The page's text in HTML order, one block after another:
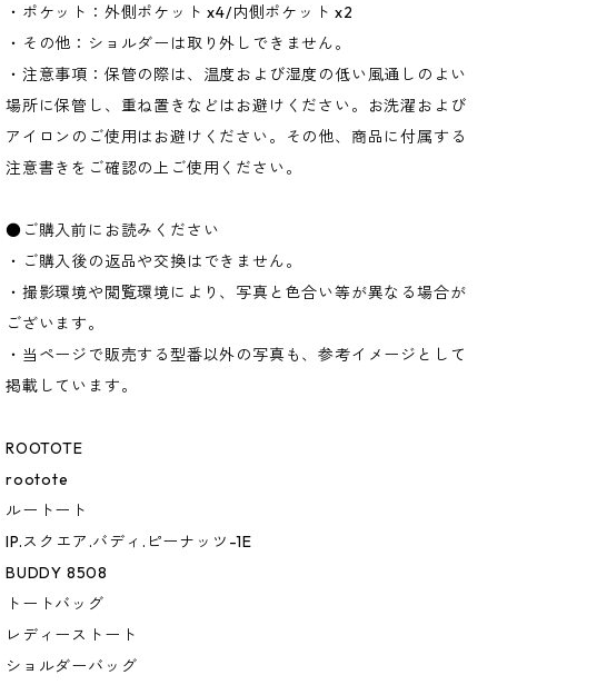
・ポケット：外側ポケット x4/内側ポケット x2
・その他：ショルダーは取り外しできません。
・注意事項：保管の際は、温度および湿度の低い風通しのよい
場所に保管し、重ね置きなどはお避けください。お洗濯および
アイロンのご使用はお避けください。その他、商品に付属する
注意書きをご確認の上ご使用ください。
●ご購入前にお読みください
・ご購入後の返品や交換はできません。
・撮影環境や閲覧環境により、写真と色合い等が異なる場合が
ございます。
・当ページで販売する型番以外の写真も、参考イメージとして
掲載しています。
ROOTOTE
rootote
ルートート
IP.スクエア.バディ.ピーナッツ-1E
BUDDY 8508
トートバッグ
レディーストート
ショルダーバッグ